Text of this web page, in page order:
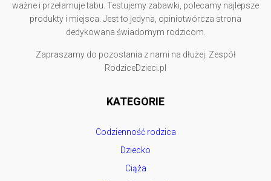
ważne i przełamuje tabu. Testujemy zabawki, polecamy najlepsze
produkty i miejsca. Jest to jedyna, opiniotwórcza strona
dedykowana świadomym rodzicom.
Zapraszamy do pozostania z nami na dłużej. Zespół
RodziceDzieci.pl
KATEGORIE
Codzienność rodzica
Dziecko
Ciąża